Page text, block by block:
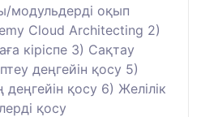
модульдерді оқып
Cloud Architecting 2)
кіріспе 3) Сақтау
деңгейін қосу 5)
қосу 6) Желілік
қосу